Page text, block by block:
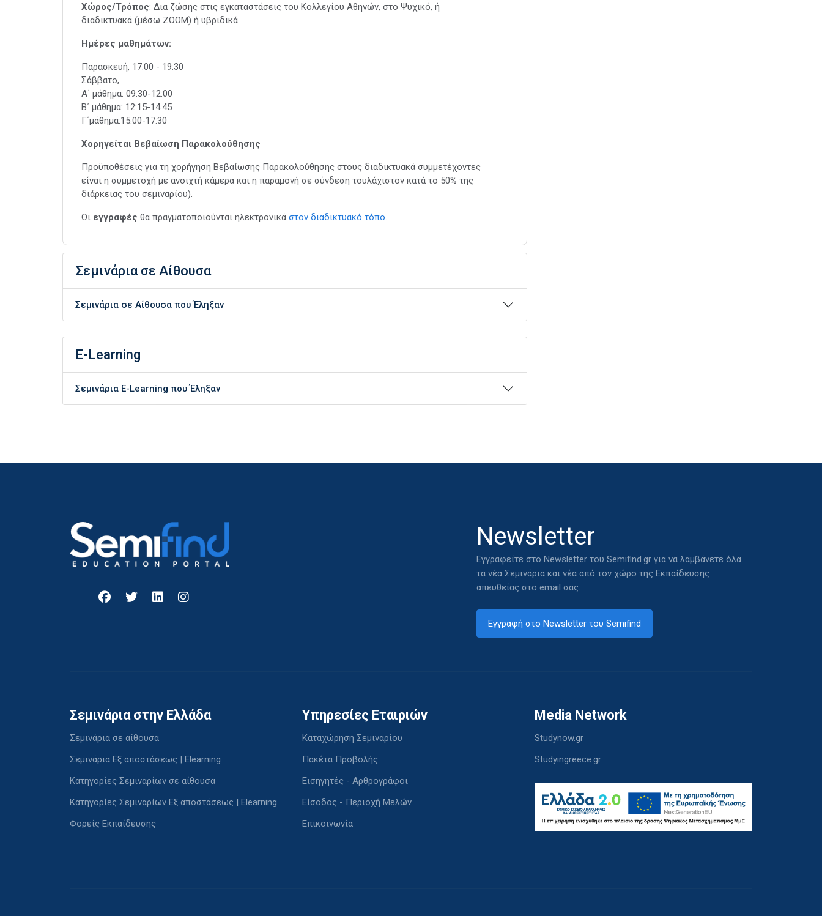
Χώρος/Τρόπος: Δια ζώσης στις εγκαταστάσεις του Κολλεγίου Αθηνών, στο Ψυχικό, ή
διαδικτυακά (μέσω ZOOM) ή υβριδικά.
Ημέρες μαθημάτων:
Παρασκευή, 17:00 - 19:30
Σάββατο,
Α΄ μάθημα: 09:30-12:00
Β΄ μάθημα: 12:15-14.45
Γ΄μάθημα:15:00-17:30
Χορηγείται Βεβαίωση Παρακολούθησης
Προϋποθέσεις για τη χορήγηση Βεβαίωσης Παρακολούθησης στους διαδικτυακά συμμετέχοντες
είναι η συμμετοχή με ανοιχτή κάμερα και η παραμονή σε σύνδεση τουλάχιστον κατά το 50% της
διάρκειας του σεμιναρίου).
Οι εγγραφές θα πραγματοποιούνται ηλεκτρονικά στον διαδικτυακό τόπο.
Σεμινάρια σε Αίθουσα
Σεμινάρια σε Αίθουσα που Έληξαν
E-Learning
Σεμινάρια E-Learning που Έληξαν
Newsletter
Εγγραφείτε στο Newsletter του Semifind.gr για να λαμβάνετε όλα
τα νέα Σεμινάρια και νέα από τον χώρο της Εκπαίδευσης
απευθείας στο email σας.
Εγγραφή στο Newsletter του Semifind
Σεμινάρια στην Ελλάδα
Σεμινάρια σε αίθουσα
Σεμινάρια Εξ αποστάσεως | Elearning
Κατηγορίες Σεμιναρίων σε αίθουσα
Κατηγορίες Σεμιναρίων Εξ αποστάσεως | Elearning
Φορείς Εκπαίδευσης
Υπηρεσίες Εταιριών
Καταχώρηση Σεμιναρίου
Πακέτα Προβολής
Εισηγητές - Αρθρογράφοι
Είσοδος - Περιοχή Μελών
Επικοινωνία
Media Network
Studynow.gr
Studyingreece.gr